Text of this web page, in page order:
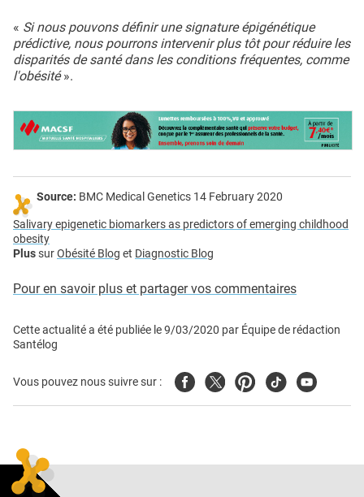
« Si nous pouvons définir une signature épigénétique
prédictive, nous pourrons intervenir plus tôt pour réduire les
disparités de santé dans les conditions fréquentes, comme
l'obésité».
Source: BMC Medical Genetics 14 February 2020
Salivary epigenetic biomarkers as predictors of emerging childhood
obesity
PlussurObésité Blog et Diagnostic Blog
Pour en savoir plus et partager vos commentaires
Cette actualité a été publiée le9/03/2020 par Équipe de rédaction
Santélog
Vous pouvez nous suivre sur : FacebookTwitterPinterest
TiktokYoutube